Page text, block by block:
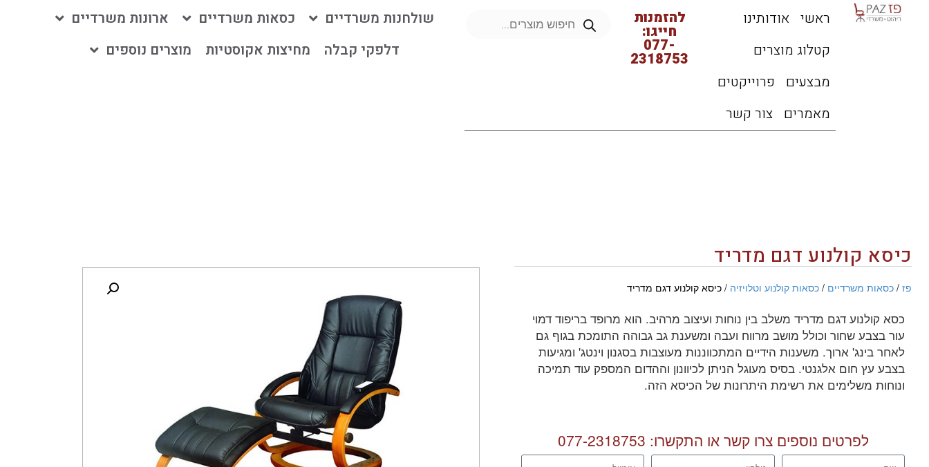
ראשי אודותינו
קטלוג מוצרים
מבצעים
פרוייקטים
מאמרים צור קשר
להזמנות
חייגו:
077-
2318753
שולחנות משרדיים כסאות משרדיים
ארונות משרדיים
דלפקי קבלה
מחיצות אקוסטיות מוצרים נוספים
כיסא קולנוע דגם מדריד
פז / כסאות משרדיים / כסאות קולנוע וטלויזיה / כיסא קולנוע דגם מדריד
כסא קולנוע דגם מדריד משלב בין נוחות ועיצוב מרהיב. הוא מרופד בריפוד דמוי
עור בצבע שחור וכולל מושב מרווח ועבה ומשענת גב גבוהה התומכת בגוף גם
לאחר בינג' ארוך. משענות הידיים המתכווננות מעוצבות בסגנון וינטג' ומגיעות
בצבע עץ חום אלגנטי. בסיס מעוגל הניתן לכיוונון וההדום המספק עוד תמיכה
ונוחות משלימים את רשימת היתרונות של הכיסא הזה.
לפרטים נוספים צרו קשר או התקשרו: 077-2318753